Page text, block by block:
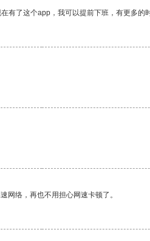
有了这个app，我可以提前下班，有更多的
网络，再也不用担心网速卡顿了。